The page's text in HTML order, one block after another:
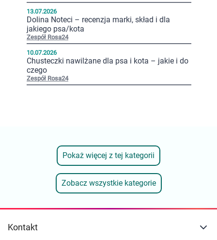
13.07.2026
Dolina Noteci – recenzja marki, skład i dla
jakiego psa/kota
Zespół Rosa24
10.07.2026
Chusteczki nawilżane dla psa i kota – jakie i do
czego
Zespół Rosa24
Zobacz wszystkie kategorie
Pokaż więcej z tej kategorii
Kontakt